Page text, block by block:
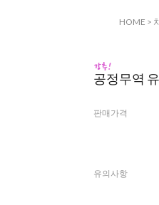
HOME >
공정무역
판매가격
유의사항